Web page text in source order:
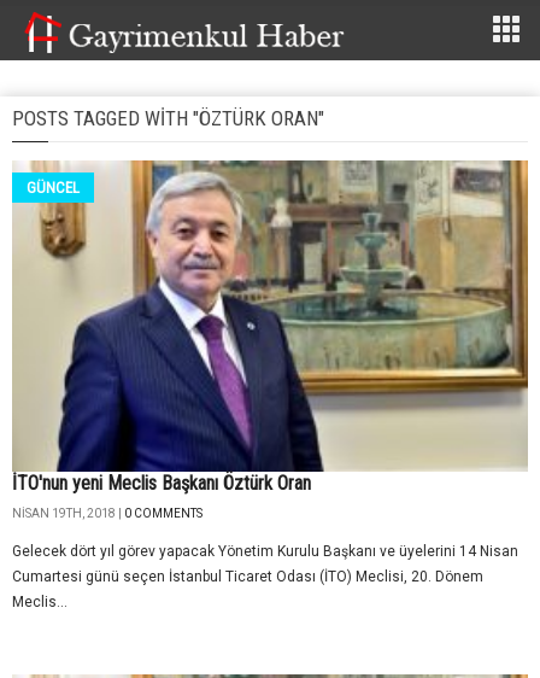
POSTS TAGGED WITH "ÖZTÜRK ORAN"
GÜNCEL
İTO'nun yeni Meclis Başkanı Öztürk Oran
NISAN 19TH, 2018 | 0 COMMENTS
Gelecek dört yıl görev yapacak Yönetim Kurulu Başkanı ve üyelerini 14 Nisan
Cumartesi günü seçen İstanbul Ticaret Odası (İTO) Meclisi, 20. Dönem
Meclis...